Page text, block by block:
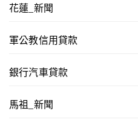
花蓮_新聞
軍公教信用貸款
銀行汽車貸款
馬祖_新聞